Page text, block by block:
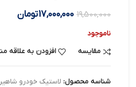
19,500,000
17,000,000تومان
ناموجود
مقایسه
افزودن به علاقه
شناسه محصول: لاستیک خودرو شاهین